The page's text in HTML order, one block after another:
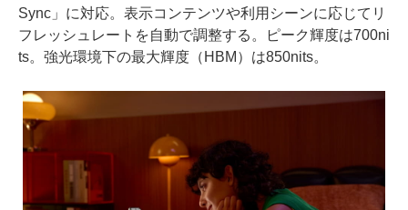
Sync」に対応。表示コンテンツや利用シーンに応じてリ
フレッシュレートを自動で調整する。ピーク輝度は700ni
ts。強光環境下の最大輝度（HBM）は850nits。